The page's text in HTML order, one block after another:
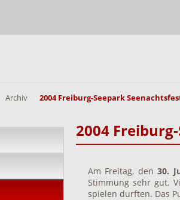
Archiv 2004 Freiburg-Seepark
2004
Am Freitag, den30.
Stimmung sehr gut.
spielen durften. Das